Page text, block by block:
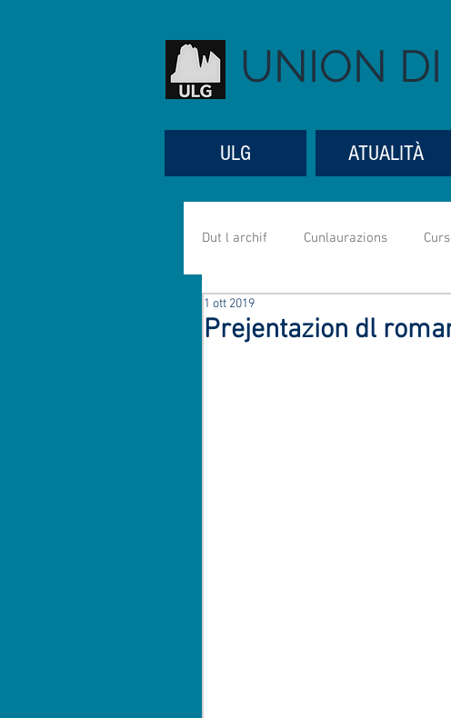
UNION
ULG ATUALITÀ
Dut l archif Cunlaurazions
Referac
Prejentazion dl
1 ott 2019